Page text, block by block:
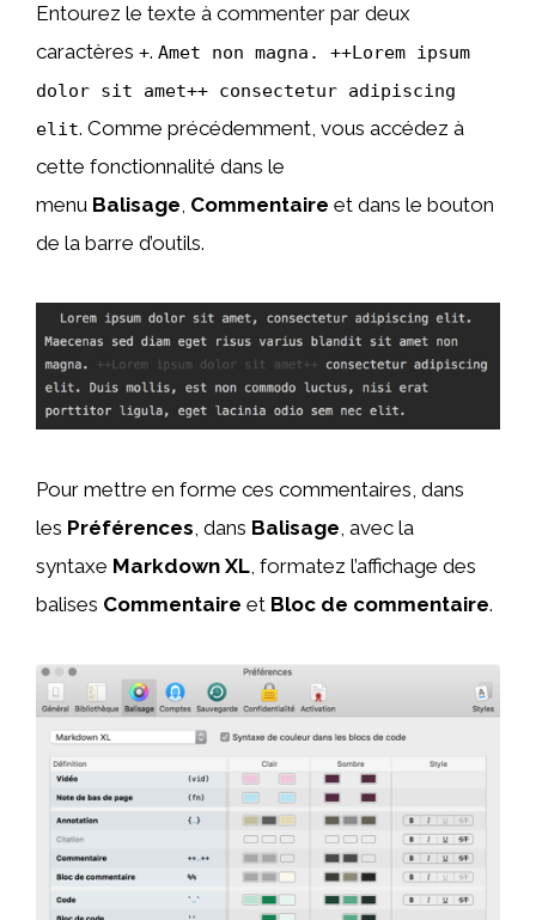
Entourez le texte à commenter par deux
caractères +. Amet non magna. ++Lorem ipsum
dolor sit amet++ consectetur adipiscing
elit. Comme précédemment, vous accédez à
cette fonctionnalité dans le
menu Balisage, Commentaire et dans le bouton
de la barre d’outils.
Pour mettre en forme ces commentaires, dans
les Préférences, dans Balisage, avec la
syntaxe Markdown XL, formatez l’affichage des
balises Commentaire et Bloc de commentaire.